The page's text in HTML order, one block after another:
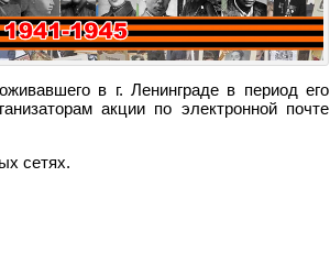
в г. Ленинграде в период его
акции по электронной почте
сетях.